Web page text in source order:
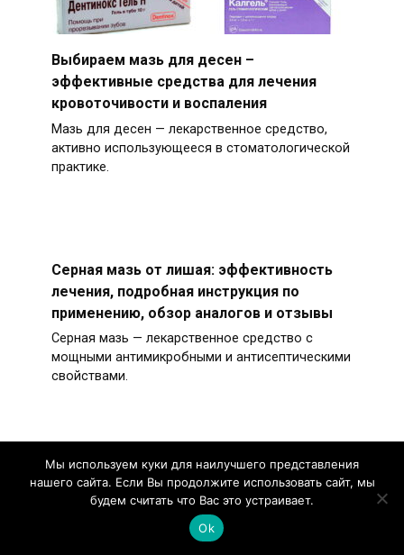
Выбираем мазь для десен –
эффективные средства для лечения
кровоточивости и воспаления
Мазь для десен — лекарственное средство,
активно использующееся в стоматологической
практике.
Серная мазь от лишая: эффективность
лечения, подробная инструкция по
применению, обзор аналогов и отзывы
Серная мазь — лекарственное средство с
мощными антимикробными и антисептическими
свойствами.
Артрафик мазь – инструкция по
применению, обзор и отзывы
Артрафик — фармакологический препарат в
форме мази для лечения заболеваний суставов
Мы используем куки для наилучшего представления
нашего сайта. Если Вы продолжите использовать сайт, мы
будем считать что Вас это устраивает.
Ok